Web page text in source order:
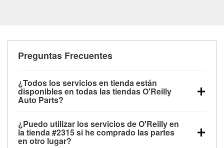
Preguntas Frecuentes
¿Todos los servicios en tienda están
disponibles en todas las tiendas O'Reilly
Auto Parts?
las pruebas de batería, pruebas de alternador y
motor de arranque, revisión de la luz “Check Engine”
¿Puedo utilizar los servicios de O'Reilly en
la tienda #2315 si he comprado las partes
en otro lugar?